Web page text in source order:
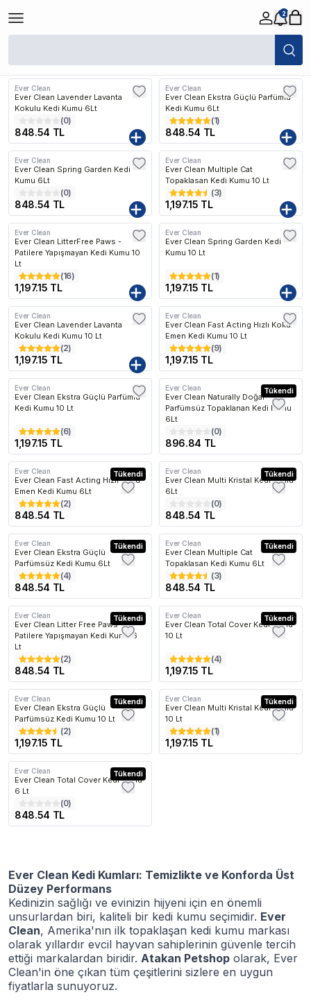
2
/
Kargo Bedava
Ever Clean
Ever Clean Lavender Lavanta
Kokulu Kedi Kumu 6Lt
(0)
848.54 TL
Kargo Bedava
Ever Clean
Ever Clean Ekstra Güçlü Parfümlü
Kedi Kumu 6Lt
(1)
848.54 TL
Kargo Bedava
Ever Clean
Ever Clean Spring Garden Kedi
Kumu 6Lt
(0)
848.54 TL
Kargo Bedava
Ever Clean
Ever Clean Multiple Cat
Topaklasan Kedi Kumu 10 Lt
(3)
1,197.15 TL
Kargo Bedava
Ever Clean
Ever Clean LitterFree Paws -
Patilere Yapışmayan Kedi Kumu 10
Lt
(16)
1,197.15 TL
Kargo Bedava
Ever Clean
Ever Clean Spring Garden Kedi
Kumu 10 Lt
(1)
1,197.15 TL
Kargo Bedava
Ever Clean
Ever Clean Lavender Lavanta
Kokulu Kedi Kumu 10 Lt
(2)
1,197.15 TL
Kargo Bedava
Ever Clean
Ever Clean Fast Acting Hızlı Koku
Emen Kedi Kumu 10 Lt
(9)
1,197.15 TL
Kargo Bedava
Ever Clean
Ever Clean Ekstra Güçlü Parfümlü
Kedi Kumu 10 Lt
(6)
1,197.15 TL
Kargo Bedava Tükendi
Ever Clean
Ever Clean Naturally Doğal
Parfümsüz Topaklanan Kedi Kumu
6Lt
(0)
896.84 TL
Kargo Bedava Tükendi
Ever Clean
Ever Clean Fast Acting Hızlı Koku
Emen Kedi Kumu 6Lt
(2)
848.54 TL
Kargo Bedava Tükendi
Ever Clean
Ever Clean Multi Kristal Kedi Kumu
6Lt
(0)
848.54 TL
Kargo Bedava Tükendi
Ever Clean
Ever Clean Ekstra Güçlü
Parfümsüz Kedi Kumu 6Lt
(4)
848.54 TL
Kargo Bedava Tükendi
Ever Clean
Ever Clean Multiple Cat
Topaklasan Kedi Kumu 6Lt
(3)
848.54 TL
Kargo Bedava Tükendi
Ever Clean
Ever Clean Litter Free Paws
Patilere Yapışmayan Kedi Kumu 6
Lt
(2)
848.54 TL
Kargo Bedava Tükendi
Ever Clean
Ever Clean Total Cover Kedi Kumu
10 Lt
(4)
1,197.15 TL
Kargo Bedava Tükendi
Ever Clean
Ever Clean Ekstra Güçlü
Parfümsüz Kedi Kumu 10 Lt
(2)
1,197.15 TL
Kargo Bedava Tükendi
Ever Clean
Ever Clean Multi Kristal Kedi Kumu
10 Lt
(1)
1,197.15 TL
Kargo Bedava Tükendi
Ever Clean
Ever Clean Total Cover Kedi Kumu
6 Lt
(0)
848.54 TL
Ever Clean Kedi Kumları: Temizlikte ve Konforda Üst
Düzey Performans
Kedinizin sağlığı ve evinizin hijyeni için en önemli
unsurlardan biri, kaliteli bir kedi kumu seçimidir. Ever
Clean, Amerika'nın ilk topaklaşan kedi kumu markası
olarak yıllardır evcil hayvan sahiplerinin güvenle tercih
ettiği markalardan biridir. Atakan Petshop olarak, Ever
Clean'in öne çıkan tüm çeşitlerini sizlere en uygun
fiyatlarla sunuyoruz.